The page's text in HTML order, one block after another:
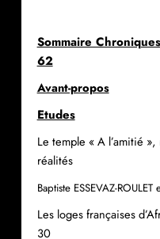
Sommaire
62
Avant-propos
Etudes
Le temple « A l’amitié
réalités
Baptiste ESSEVAZ-
Les loges françaises
30